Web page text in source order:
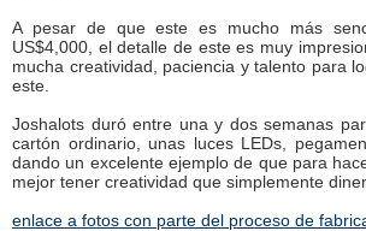
A pesar de que este es mucho más
US$4,000, el detalle de este es muy
mucha creatividad, paciencia y talento para
este.
Joshalots duró entre una y dos semanas
cartón ordinario, unas luces LEDs,
dando un excelente ejemplo de que para
mejor tener creatividad que simplemente
enlace a fotos con parte del proceso de